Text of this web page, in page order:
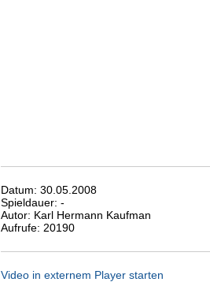
Datum: 30.05.2008
Spieldauer: -
Autor: Karl Hermann Kaufman
Aufrufe: 20190
Video in externem Player starten